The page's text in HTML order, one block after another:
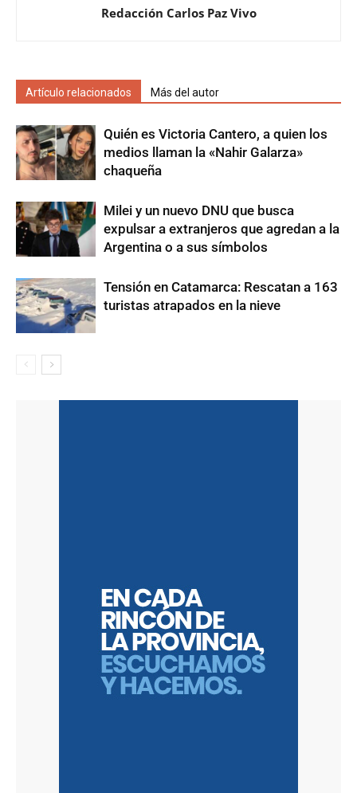
Redacción Carlos Paz Vivo
Artículo relacionados Más del autor
Quién es Victoria Cantero, a quien los
medios llaman la «Nahir Galarza»
chaqueña
Milei y un nuevo DNU que busca
expulsar a extranjeros que agredan a la
Argentina o a sus símbolos
Tensión en Catamarca: Rescatan a 163
turistas atrapados en la nieve